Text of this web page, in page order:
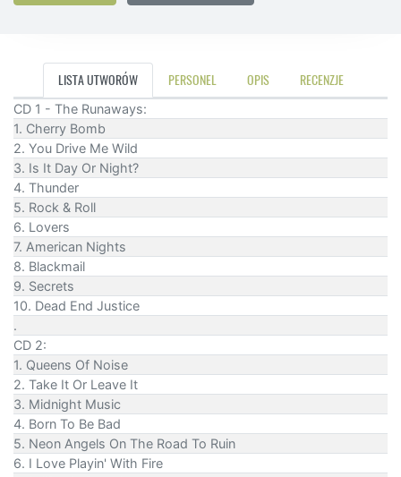
LISTA UTWORÓW PERSONEL OPIS RECENZJE
CD 1 - The Runaways:
1. Cherry Bomb
2. You Drive Me Wild
3. Is It Day Or Night?
4. Thunder
5. Rock & Roll
6. Lovers
7. American Nights
8. Blackmail
9. Secrets
10. Dead End Justice
.
CD 2:
1. Queens Of Noise
2. Take It Or Leave It
3. Midnight Music
4. Born To Be Bad
5. Neon Angels On The Road To Ruin
6. I Love Playin' With Fire